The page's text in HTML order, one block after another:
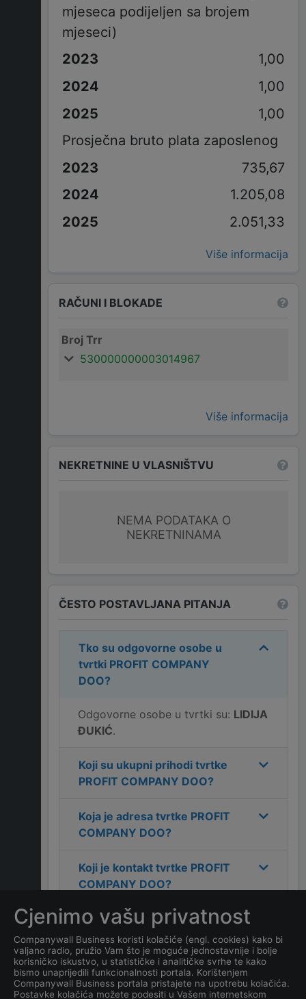
mjeseca podijeljen sa brojem
mjeseci)
1,00
1,00
1,00
Prosječna bruto plata zaposlenog
735,67
1.205,08
2.051,33
Više informacija
RAČUNI I BLOKADE
Broj Trr
530000000003014967
Više informacija
NEKRETNINE U VLASNIŠTVU
NEMA PODATAKA O
NEKRETNINAMA
ČESTO POSTAVLJANA PITANJA
Tko su odgovorne osobe u
tvrtki PROFIT COMPANY
DOO?
Odgovorne osobe u tvrtki su: LIDIJA
ĐUKIĆ.
Koji su ukupni prihodi tvrtke
PROFIT COMPANY DOO?
Koja je adresa tvrtke PROFIT
COMPANY DOO?
Koji je kontakt tvrtke PROFIT
COMPANY DOO?
Koliko ima zaposlenih
kompanijaPROFIT
COMPANY DOO?
Koji je datum osnivanja
Cjenimo vašu privatnost
Companywall Business koristi kolačiće (engl. cookies) kako bi
valjano radio, pružio Vam što je moguće jednostavnije i bolje
korisničko iskustvo, u statističke i analitičke svrhe te kako
bismo unaprijedili funkcionalnosti portala. Korištenjem
Companywall Business portala pristajete na upotrebu kolačića.
Postavke kolačića možete podesiti u Vašem internetskom